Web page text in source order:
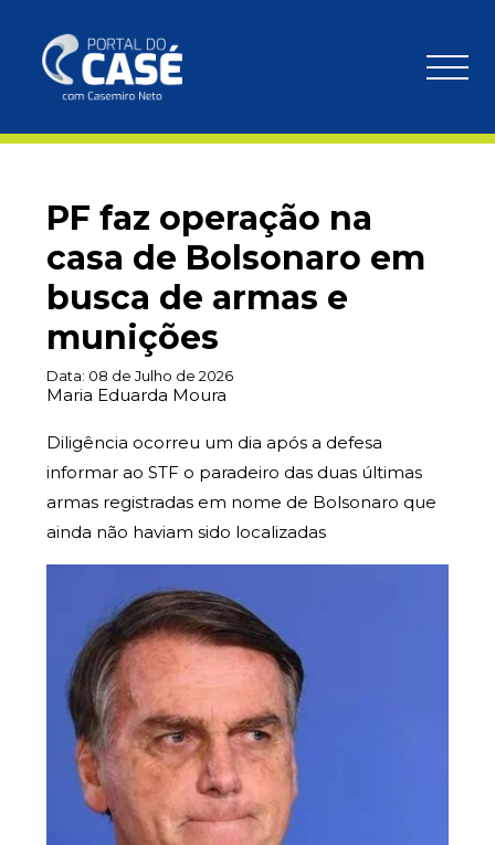
PF faz operação na
casa de Bolsonaro em
busca de armas e
munições
Data: 08 de Julho de 2026
Maria Eduarda Moura
Diligência ocorreu um dia após a defesa
informar ao STF o paradeiro das duas últimas
armas registradas em nome de Bolsonaro que
ainda não haviam sido localizadas